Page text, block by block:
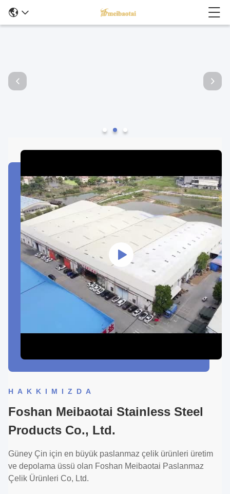
HAKKIMIZDA
Foshan Meibaotai Stainless Steel
Products Co., Ltd.
Güney Çin için en büyük paslanmaz çelik ürünleri üretim
ve depolama üssü olan Foshan Meibaotai Paslanmaz
Çelik Ürünleri Co, Ltd.